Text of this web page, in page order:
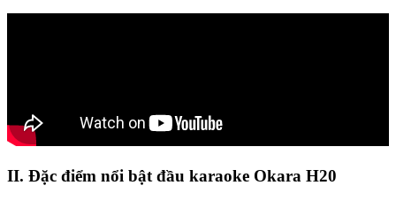
II. Đặc điểm nổi bật đầu karaoke Okara H20